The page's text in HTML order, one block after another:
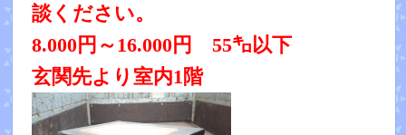
談ください。
8.000円～16.000円 55㌔以下
玄関先より室内1階